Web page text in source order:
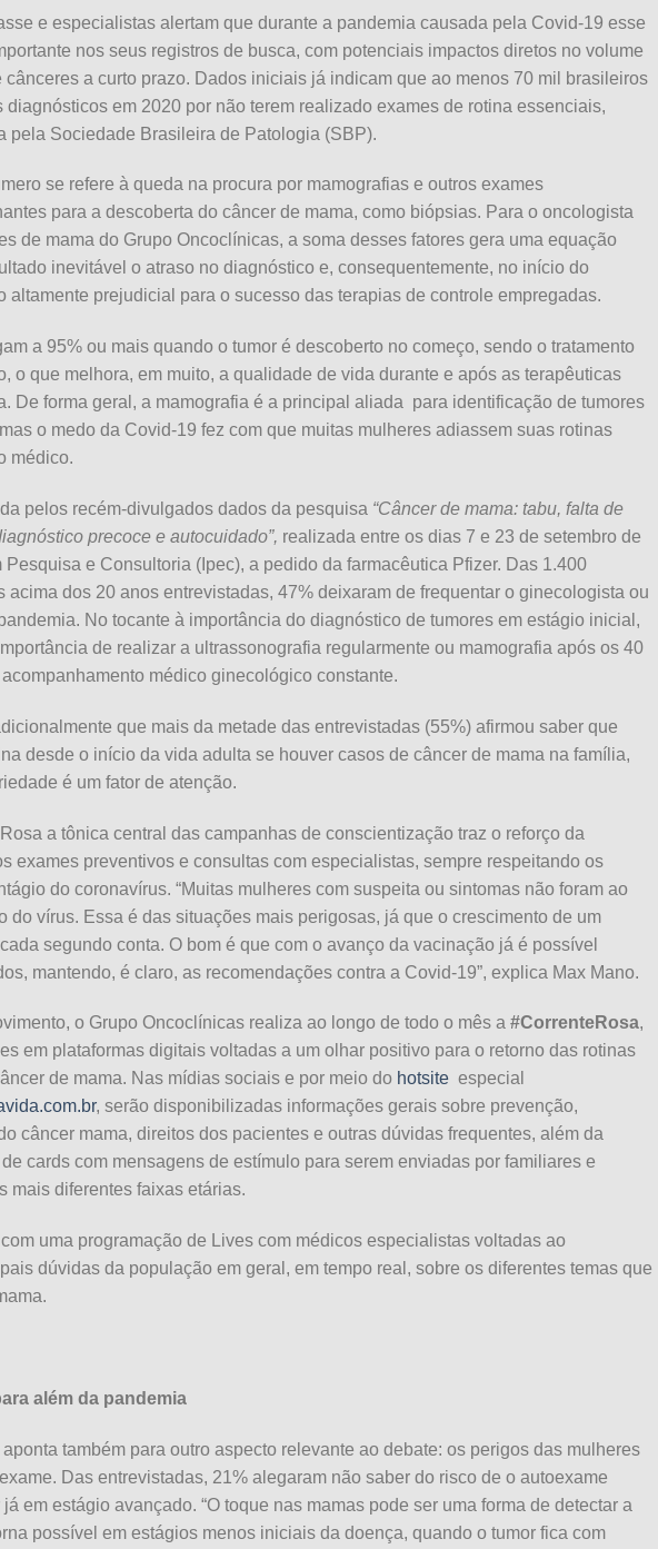
e especialistas alertam que durante a pandemia causada pela Covid-19 esse
nos seus registros de busca, com potenciais impactos diretos no volume
cânceres a curto prazo. Dados iniciais já indicam que ao menos 70 mil brasileiros
diagnósticos em 2020 por não terem realizado exames de rotina essenciais,
pela Sociedade Brasileira de Patologia (SBP).
se refere à queda na procura por mamografias e outros exames
para a descoberta do câncer de mama, como biópsias. Para o oncologista
de mama do Grupo Oncoclínicas, a soma desses fatores gera uma equação
inevitável o atraso no diagnóstico e, consequentemente, no início do
altamente prejudicial para o sucesso das terapias de controle empregadas.
a 95% ou mais quando o tumor é descoberto no começo, sendo o tratamento
o que melhora, em muito, a qualidade de vida durante e após as terapêuticas
De forma geral, a mamografia é a principal aliada para identificação de tumores
o medo da Covid-19 fez com que muitas mulheres adiassem suas rotinas
médico.
pelos recém-divulgados dados da pesquisa “Câncer de mama: tabu, falta de
precoce e autocuidado”, realizada entre os dias 7 e 23 de setembro de
e Consultoria (Ipec), a pedido da farmacêutica Pfizer. Das 1.400
acima dos 20 anos entrevistadas, 47% deixaram de frequentar o ginecologista ou
No tocante à importância do diagnóstico de tumores em estágio inicial,
de realizar a ultrassonografia regularmente ou mamografia após os 40
médico ginecológico constante.
que mais da metade das entrevistadas (55%) afirmou saber que
desde o início da vida adulta se houver casos de câncer de mama na família,
é um fator de atenção.
a tônica central das campanhas de conscientização traz o reforço da
exames preventivos e consultas com especialistas, sempre respeitando os
do coronavírus. “Muitas mulheres com suspeita ou sintomas não foram ao
do vírus. Essa é das situações mais perigosas, já que o crescimento de um
segundo conta. O bom é que com o avanço da vacinação já é possível
mantendo, é claro, as recomendações contra a Covid-19”, explica Max Mano.
o Grupo Oncoclínicas realiza ao longo de todo o mês a #CorrenteRosa,
em plataformas digitais voltadas a um olhar positivo para o retorno das rotinas
de mama. Nas mídias sociais e por meio do hotsite especial
, serão disponibilizadas informações gerais sobre prevenção,
câncer mama, direitos dos pacientes e outras dúvidas frequentes, além da
cards com mensagens de estímulo para serem enviadas por familiares e
mais diferentes faixas etárias.
uma programação de Lives com médicos especialistas voltadas ao
dúvidas da população em geral, em tempo real, sobre os diferentes temas que
além da pandemia
também para outro aspecto relevante ao debate: os perigos das mulheres
Das entrevistadas, 21% alegaram não saber do risco de o autoexame
em estágio avançado. “O toque nas mamas pode ser uma forma de detectar a
possível em estágios menos iniciais da doença, quando o tumor fica com